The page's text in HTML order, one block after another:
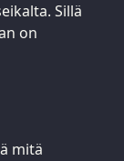
Sillä
on
mitä